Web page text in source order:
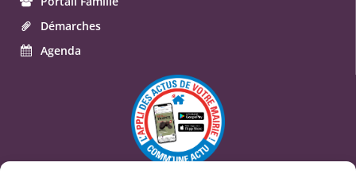
Démarches
Agenda